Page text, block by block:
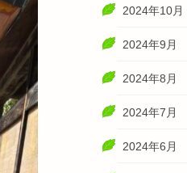
2024年10月
2024年9月
2024年8月
2024年7月
2024年6月